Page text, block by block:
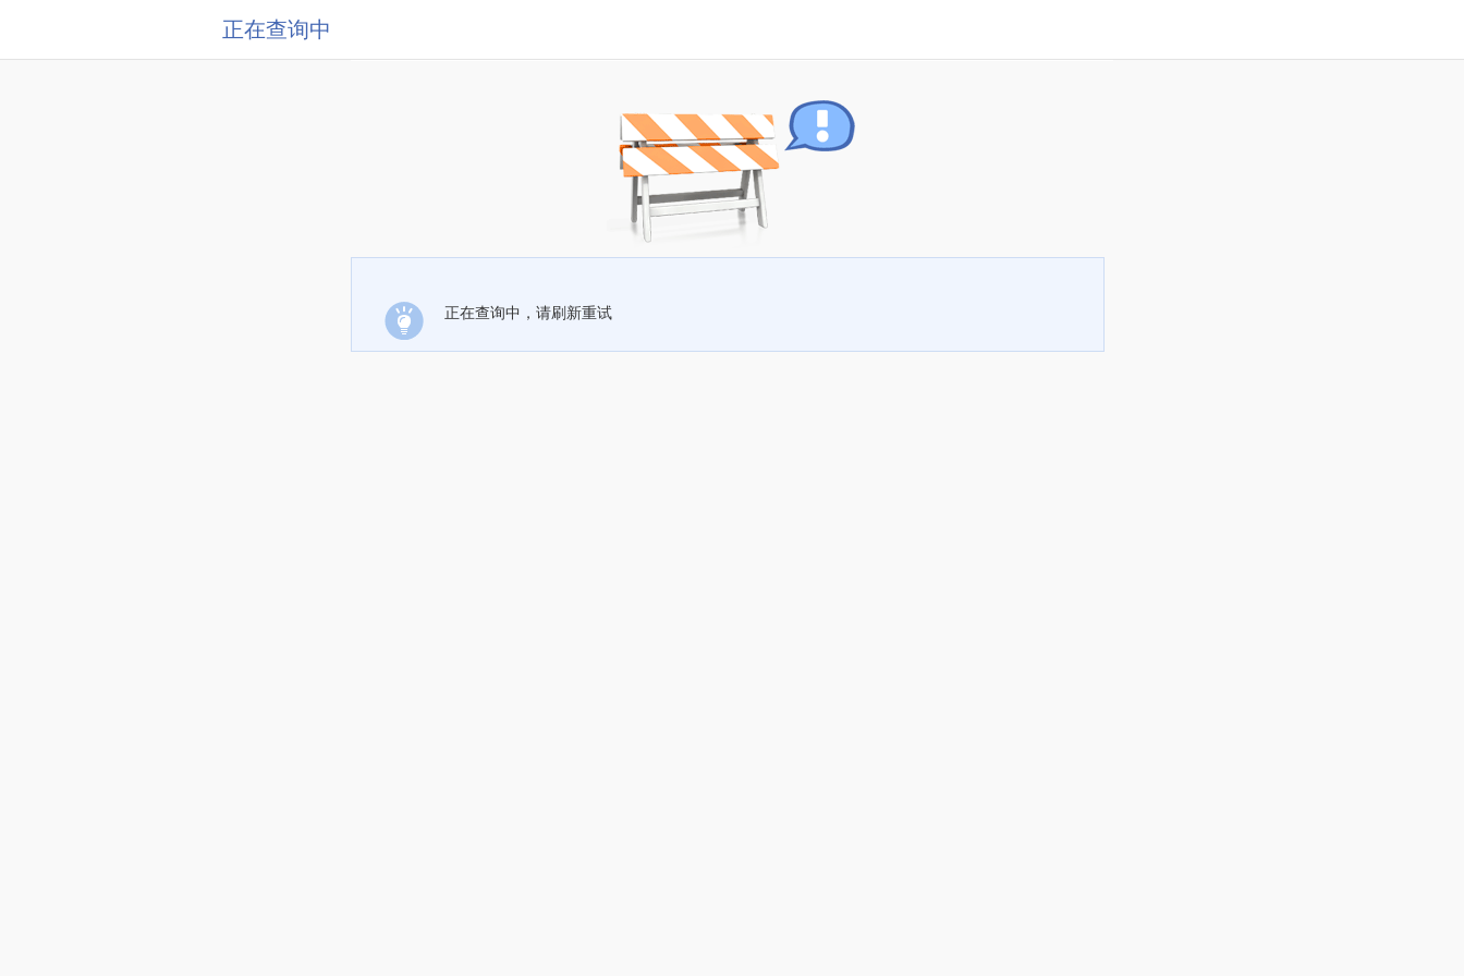
正在查询中
正在查询中，请刷新重试